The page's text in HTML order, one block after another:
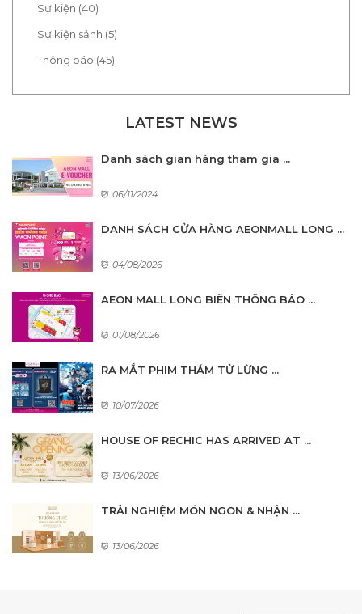
Sự kiện (40)
Sự kiện sảnh (5)
Thông báo (45)
LATEST NEWS
Danh sách gian hàng tham gia ...
06/11/2024
DANH SÁCH CỬA HÀNG AEONMALL LONG ...
04/08/2026
AEON MALL LONG BIÊN THÔNG BÁO ...
01/08/2026
RA MẮT PHIM THÁM TỬ LỪNG ...
10/07/2026
HOUSE OF RECHIC HAS ARRIVED AT ...
13/06/2026
TRẢI NGHIỆM MÓN NGON & NHẬN ...
13/06/2026